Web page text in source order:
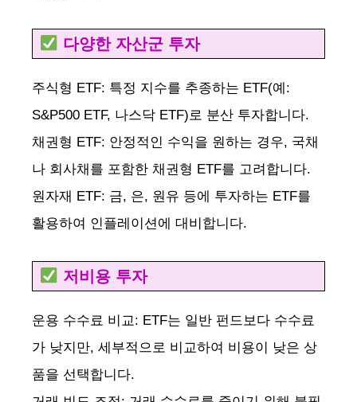
다양한 자산군 투자
주식형 ETF: 특정 지수를 추종하는 ETF(예:
S&P500 ETF, 나스닥 ETF)로 분산 투자합니다.
채권형 ETF: 안정적인 수익을 원하는 경우, 국채
나 회사채를 포함한 채권형 ETF를 고려합니다.
원자재 ETF: 금, 은, 원유 등에 투자하는 ETF를
활용하여 인플레이션에 대비합니다.
저비용 투자
운용 수수료 비교: ETF는 일반 펀드보다 수수료
가 낮지만, 세부적으로 비교하여 비용이 낮은 상
품을 선택합니다.